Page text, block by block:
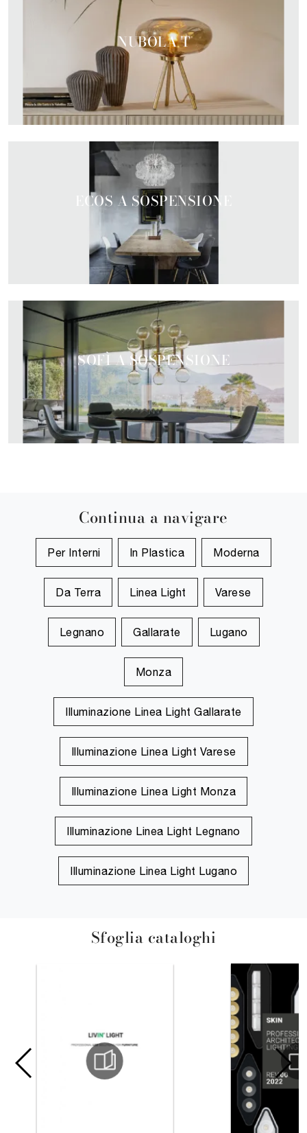
NUBOLA T
ECOS A SOSPENSIONE
SOFÌ A SOSPENSIONE
Continua a navigare
Per Interni In Plastica Moderna
Da Terra Linea Light Varese
Legnano Gallarate Lugano
Monza
Illuminazione Linea Light Gallarate
Illuminazione Linea Light Varese
Illuminazione Linea Light Monza
Illuminazione Linea Light Legnano
Illuminazione Linea Light Lugano
Sfoglia cataloghi